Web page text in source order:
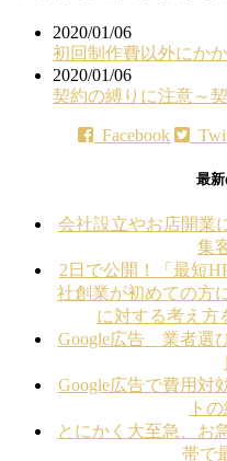
2020/01/06
初回制作費以外にか
2020/01/06
契約の縛りに注意～
Facebook
最
会社設立やお店開業
集
2日で公開！「最短
社創業が初めての方
に対する考え方
Google広告 業者選
Google広告で費用対
ト
とにかく大至急、お
帯で